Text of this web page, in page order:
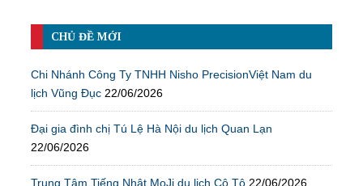
CHỦ ĐỀ MỚI
Chi Nhánh Công Ty TNHH Nisho PrecisionViệt Nam du
lịch Vũng Đục 22/06/2026
Đại gia đình chị Tú Lệ Hà Nội du lịch Quan Lạn
22/06/2026
Trung Tâm Tiếng Nhật MoJi du lịch Cô Tô 22/06/2026